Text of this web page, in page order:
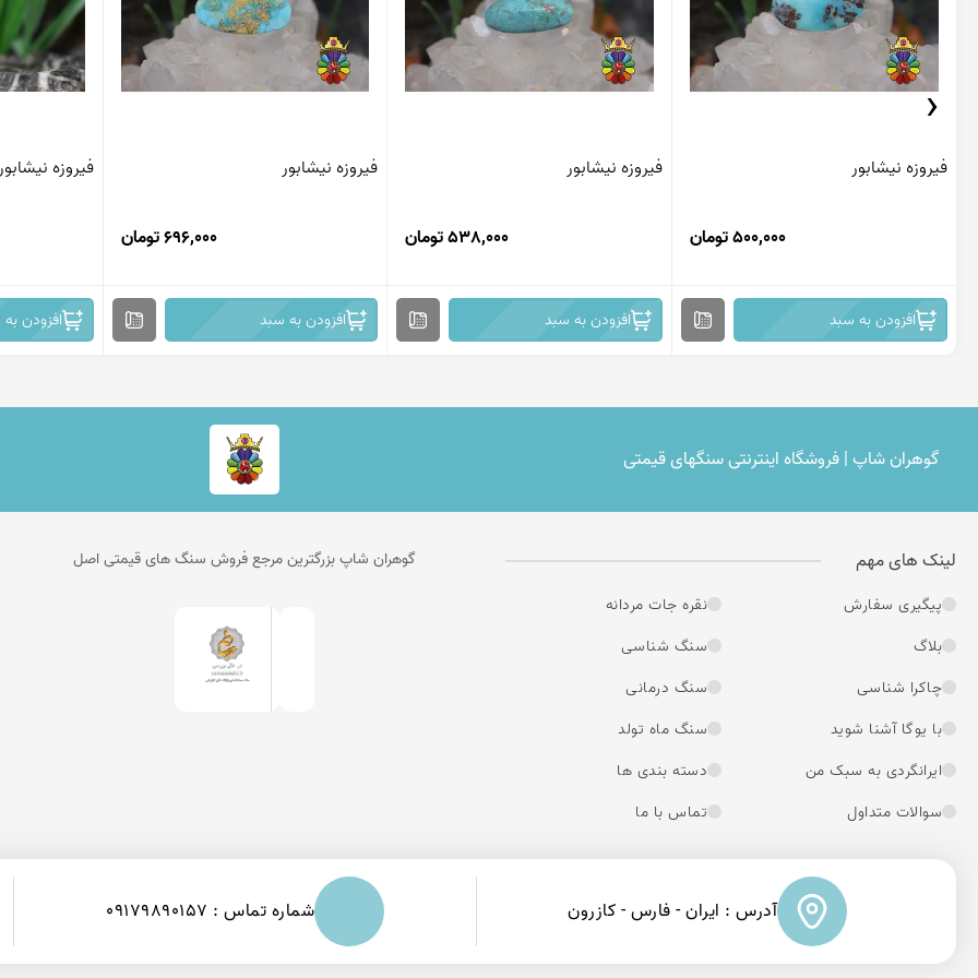
فیروزه نیشابور
500,000 تومان
افزودن به سبد
فیروزه نیشابور
538,000 تومان
افزودن به سبد
فیروزه نیشابور
696,000 تومان
افزودن به سبد
فیروزه نیشابور
افزودن
‹
گوهران شاپ | فروشگاه اینترنتی سنگهای قیمتی
لینک های مهم
پیگیری سفارش
نقره جات مردانه
بلاگ
سنگ شناسی
چاکرا شناسی
سنگ درمانی
با یوگا آشنا شوید
سنگ ماه تولد
ایرانگردی به سبک من
دسته بندی ها
سوالات متداول
تماس با ما
گوهران شاپ بزرگترین مرجع فروش سنگ های قیمتی اصل
آدرس : ایران - فارس - کازرون شماره تماس : 09179890157